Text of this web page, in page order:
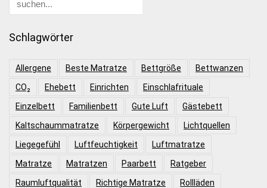
Schlagwörter
Allergene Beste Matratze Bettgröße
Bettwanzen
CO₂
Ehebett Einrichten
Einschlafrituale
Einzelbett
Familienbett Gute Luft
Gästebett
Kaltschaummatratze
Körpergewicht
Lichtquellen
Liegegefühl
Luftfeuchtigkeit
Luftmatratze
Matratze
Matratzen Paarbett
Ratgeber
Raumluftqualität
Richtige Matratze Rollläden